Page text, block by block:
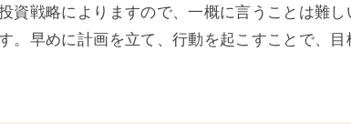
資戦略によりますので、一概に言うことは難
。早めに計画を立て、行動を起こすことで、目